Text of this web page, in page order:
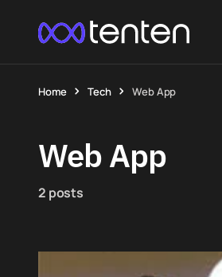
Home Tech Web App
Web App
2 posts